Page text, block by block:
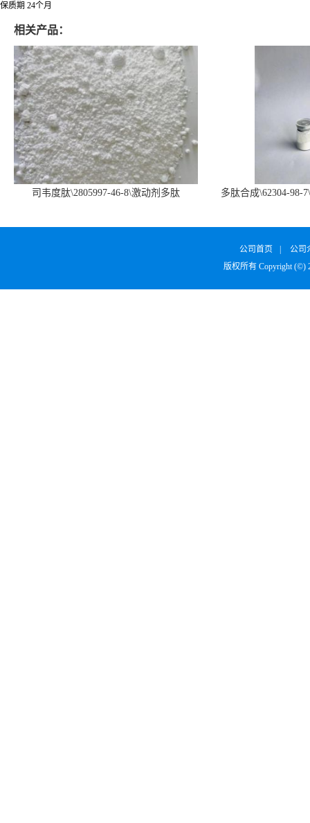
保质期 24个月
相关产品：
司韦度肽\2805997-46-8\激动剂多肽
多肽合成\62304-98-
公司首页
公司
版权所有 Copyright (©)